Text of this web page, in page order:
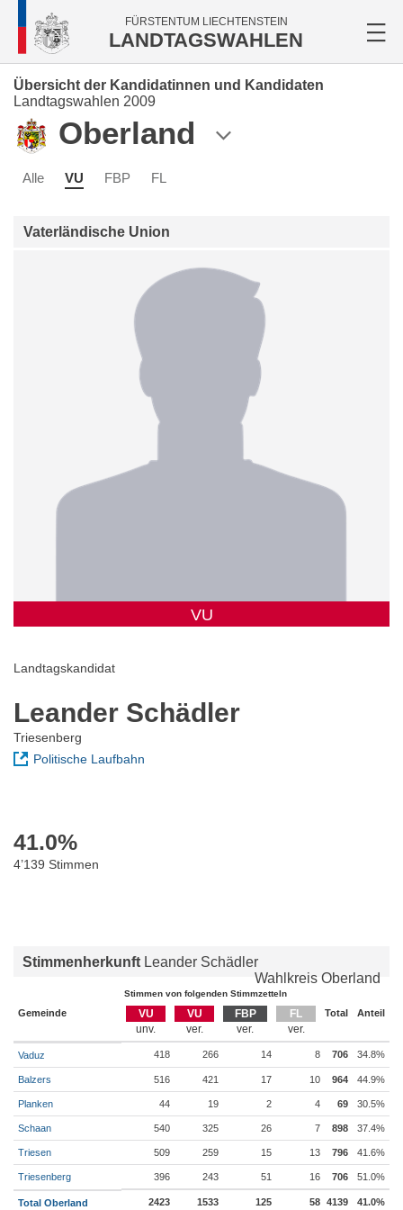
FÜRSTENTUM LIECHTENSTEIN
LANDTAGSWAHLEN
Übersicht der Kandidatinnen und Kandidaten
Landtagswahlen 2009
Oberland
Alle VU FBP FL
Vaterländische Union
VU
Landtagskandidat
Leander Schädler
Triesenberg
Politische Laufbahn
41.0%
4’139 Stimmen
Stimmenherkunft Leander Schädler
Wahlkreis Oberland
Stimmen von folgenden Stimmzetteln
Gemeinde VU VU FBP FL Total Anteil
Vaduz 418 266 14 8 706 34.8%
Balzers 516 421 17 10 964 44.9%
Planken 44 19 2 4 69 30.5%
Schaan 540 325 26 7 898 37.4%
Triesen 509 259 15 13 796 41.6%
Triesenberg 396 243 51 16 706 51.0%
Total Oberland 2423 1533 125 58 4139 41.0%